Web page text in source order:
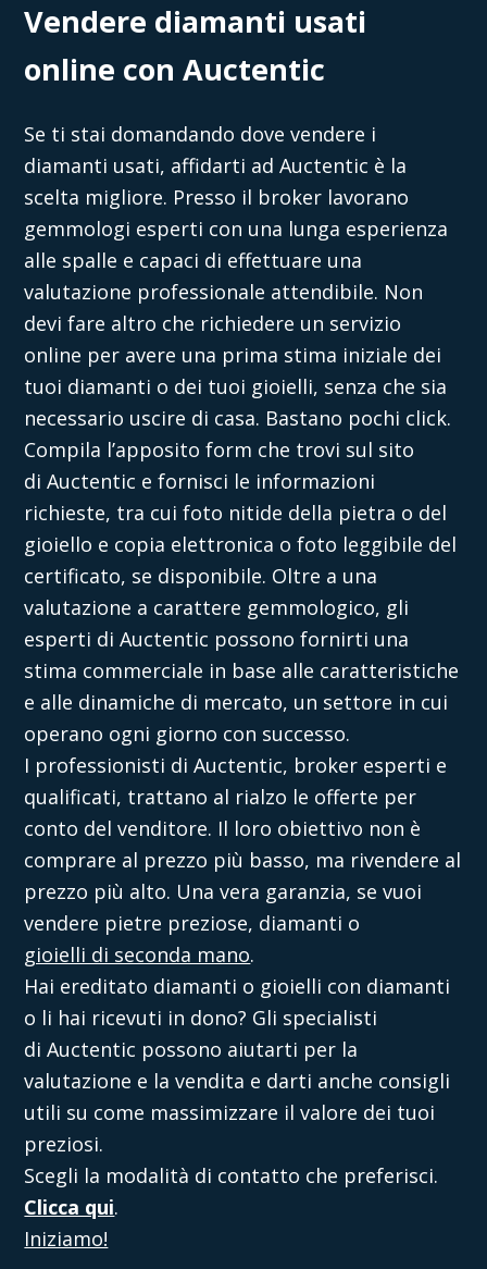
Vendere diamanti usati
online con Auctentic
Se ti stai domandando dove vendere i
diamanti usati, affidarti adAuctentic è la
scelta migliore. Presso il broker lavorano
gemmologi esperti con una lunga esperienza
alle spalle e capaci di effettuare una
valutazione professionale attendibile. Non
devi fare altro che richiedere un servizio
online per avere una prima stima iniziale dei
tuoi diamanti o dei tuoi gioielli, senza che sia
necessario uscire di casa. Bastano pochi click.
Compila l’apposito form che trovi sul sito
diAuctentic e fornisci le informazioni
richieste, tra cui foto nitide della pietra o del
gioiello e copia elettronica o foto leggibile del
certificato, se disponibile. Oltre a una
valutazione a carattere gemmologico, gli
esperti diAuctentic possono fornirti una
stima commerciale in base alle caratteristiche
e alle dinamiche di mercato, un settore in cui
operano ogni giorno con successo.
I professionisti diAuctentic, broker esperti e
qualificati, trattano al rialzo le offerte per
conto del venditore. Il loro obiettivo non è
comprare al prezzo più basso, ma rivendere al
prezzo più alto. Una vera garanzia, se vuoi
vendere pietre preziose, diamanti o
gioielli di seconda mano.
Hai ereditato diamanti o gioielli con diamanti
o li hai ricevuti in dono? Gli specialisti
diAuctentic possono aiutarti per la
valutazione e la vendita e darti anche consigli
utili su come massimizzare il valore dei tuoi
preziosi.
Scegli la modalità di contatto che preferisci.
Clicca qui.
Iniziamo!